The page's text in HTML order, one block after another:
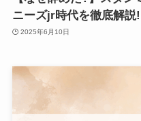
ニーズjr時代を徹底解説!
2025年6月10日